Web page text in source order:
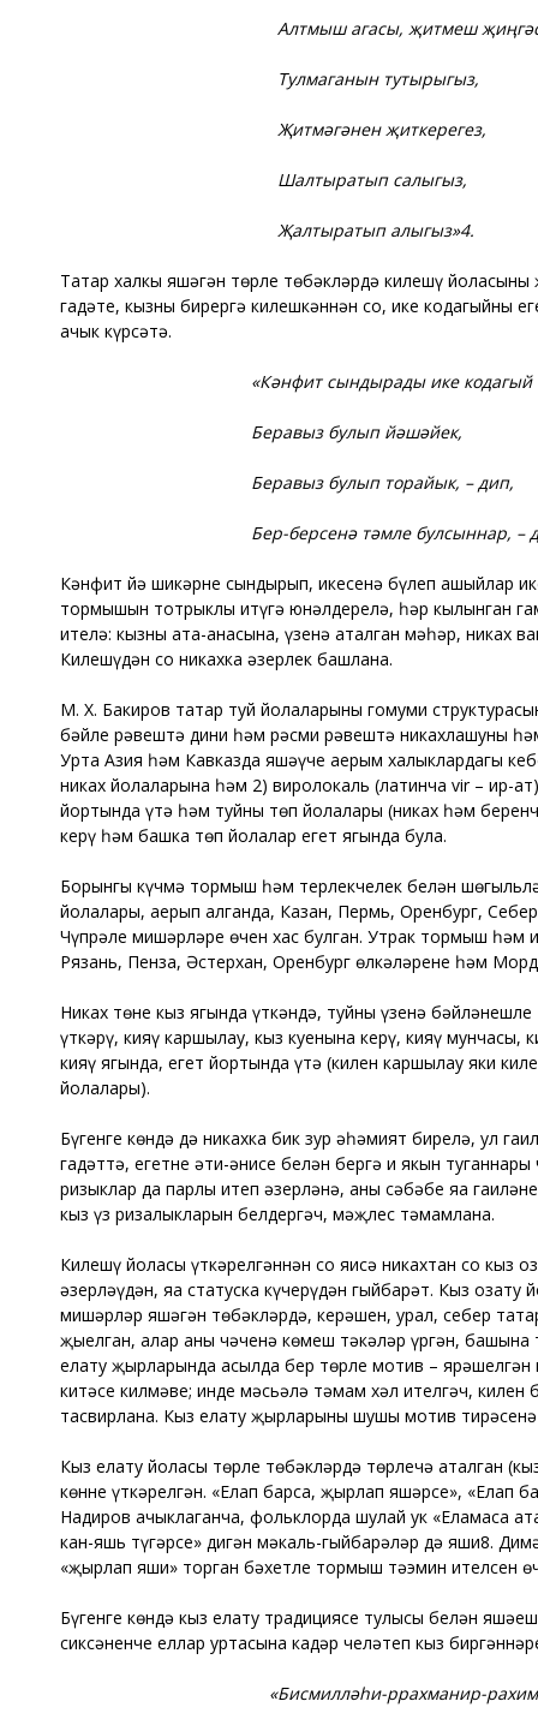
Алтмыш агасы,җитмеш җиңгə
Тулмаганын тутырыгыз,
Җитмəгəнен җиткерегез,
Шалтыратып салыгыз,
Җалтыратып алыгыз»4.
Татар халкы яшəгəн төрле төбəклəрдə килешү
гадәте, кызны бирергə килешкəннəн соң, ике
ачык күрсәтә.
«Кəнфит сындырады ике кодагый
Беравыз булып йəшəйек,
Беравыз булып торайык, –дип,
Бер-берсенə тәмле булсыннар, –
Кəнфит йə шикəрне сындырып, икесенə бүлеп ашыйлар
тормышын тотрыклы итүгә юнәлдерелә, һәр кылынган
ителә: кызның ата-анасына, үзенә аталган мәһәр,
Килешүдән соң никахка әзерлек башлана.
М. Х. Бакиров татар туй йолаларының гомуми
бәйле рәвештә дини һәм рәсми рәвештә никахлашуның
Урта Азия һәм Кавказда яшәүче аерым халыклардагы
никах йолаларына һәм 2) виролокаль (латинча vir – ир-
йортында үтә һәм туйның төп йолалары (никах һәм
керү һәм башка төп йолалар егет ягында була.
Борынгы күчмә тормыш һәм терлекчелек белән
йолалары, аерып алганда, Казан, Пермь, Оренбург,
Чүпрәле мишәрләре өчен хас булган. Утрак тормыш һәм
Рязань, Пенза, Әстерхан, Оренбург өлкәләренең һәм
Никах төне кыз ягында үткәндә, туйның үзенә
үткәрү, кияү каршылау, кыз куенына керү, кияү
кияү ягында, егет йортында үтә (килен каршылау яки
йолалары).
Бүгенге көндә дә никахка бик зур әһәмият бирелә, ул
гадәттә, егетнең әти-әнисе белән бергә иң якын
ризыклар да парлы итеп әзерләнә, аның сәбәбе яңа
кыз үз ризалыкларын белдергәч, мәҗлес тәмамлана.
Килешү йоласы үткәрелгәннән соң яисә никахтан соң
әзерләүдән, яңа статуска күчерүдән гыйбарәт. Кыз
мишәрләр яшәгән төбәкләрдә, керәшен, урал, себер
җыелган, алар аның чәченә көмеш тәңкәләр үргән,
елату җырларында асылда бер төрле мотив – ярәшелгән
китәсе килмәве; инде мәсьәлә тәмам хәл ителгәч, килен
тасвирлана. Кыз елату җырларының шушы мотив
Кыз елату йоласы төрле төбәкләрдә төрлечә аталган
көнне үткәрелгән. «Елап барсаң, җырлап яшәрсең», «Елап
Надиров ачыклаганча, фольклорда шулай ук «Еламасаң
кан-яшь түгәрсең» дигән мәкаль-гыйбарәләр дә яши8.
«җырлап яши» торган бәхетле тормыш тәэмин ителсен
Бүгенге көндә кыз елату традициясе тулысы белән
сиксәненче еллар уртасына кадәр чеңләтеп кыз
«Бисмилләһи-ррахманир-